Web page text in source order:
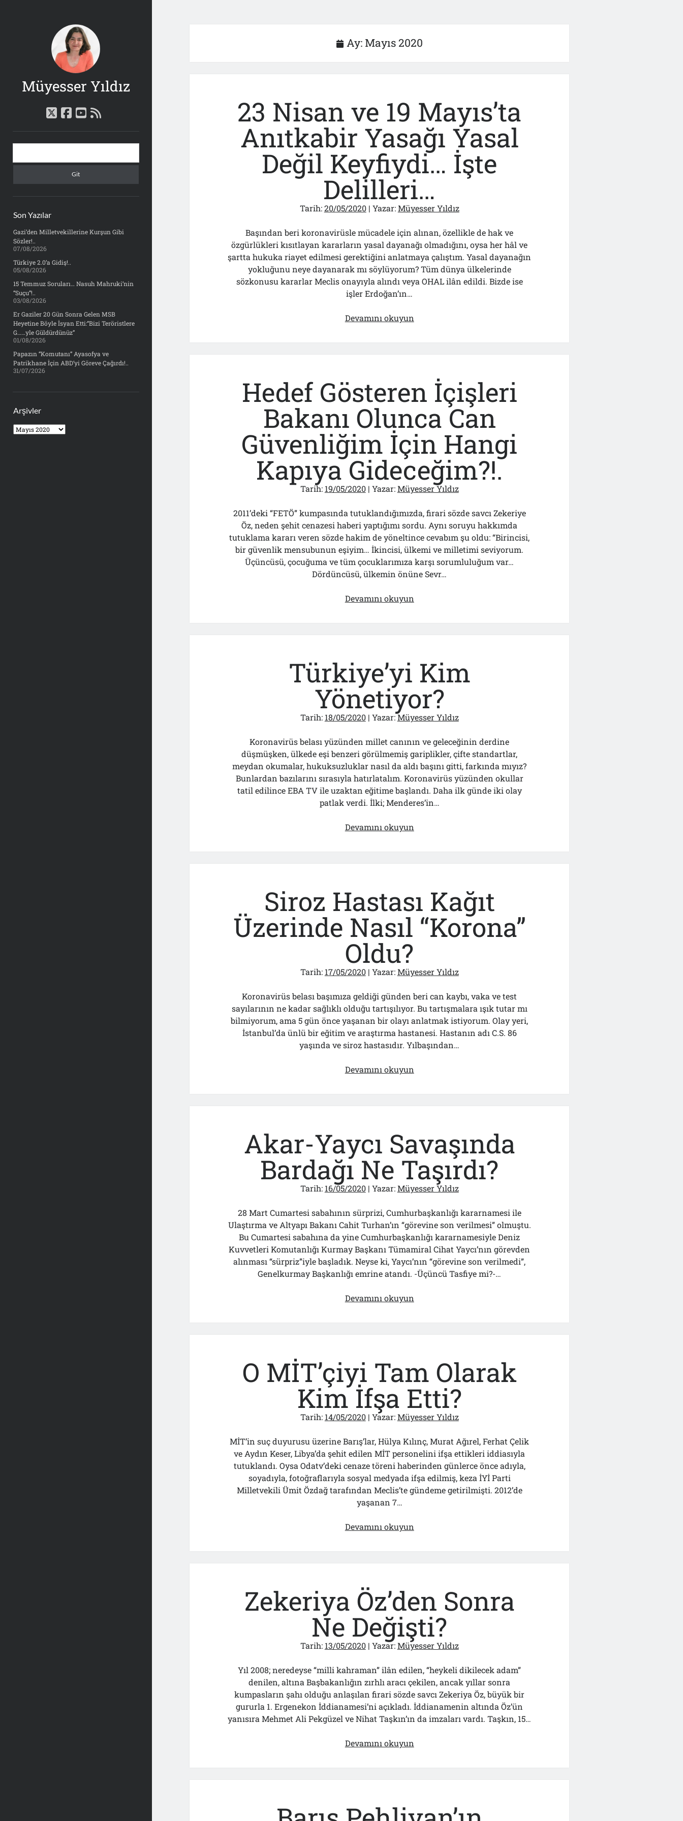
Müyesser Yıldız
twitter
facebook
youtube
rss
Yan
Menü
Son Yazılar
Gazi’den Milletvekillerine Kurşun Gibi
Sözler!..
07/08/2026
Türkiye 2.0’a Gidiş!..
05/08/2026
15 Temmuz Soruları… Nasuh Mahruki’nin
“Suçu”!..
03/08/2026
Er Gaziler 20 Gün Sonra Gelen MSB
Heyetine Böyle İsyan Etti:“Bizi Teröristlere
G……yle Güldürdünüz”
01/08/2026
Papazın “Komutanı” Ayasofya ve
Patrikhane İçin ABD’yi Göreve Çağırdı!..
31/07/2026
Arşivler
Arşivler
Ay: Mayıs 2020
23 Nisan ve 19 Mayıs’ta
Anıtkabir Yasağı Yasal
Değil Keyfiydi… İşte
Delilleri…
Tarih:20/05/2020| Yazar:Müyesser Yıldız
Başından beri koronavirüsle mücadele için alınan, özellikle de hak ve
özgürlükleri kısıtlayan kararların yasal dayanağı olmadığını, oysa her hâl ve
şartta hukuka riayet edilmesi gerektiğini anlatmaya çalıştım. Yasal dayanağın
yokluğunu neye dayanarak mı söylüyorum? Tüm dünya ülkelerinde
sözkonusu kararlar Meclis onayıyla alındı veya OHAL ilân edildi. Bizde ise
işler Erdoğan’ın…
Devamını okuyun
Anıtkabir
Yasağı
Yasal
Değil
Keyfiydi…
İşte
Delilleri…
Hedef Gösteren İçişleri
Bakanı Olunca Can
Güvenliğim İçin Hangi
Kapıya Gideceğim?!.
Tarih: 19/05/2020| Yazar:Müyesser Yıldız
2011’deki “FETÖ” kumpasında tutuklandığımızda, firari sözde savcı Zekeriye
Öz, neden şehit cenazesi haberi yaptığımı sordu. Aynı soruyu hakkımda
tutuklama kararı veren sözde hakim de yöneltince cevabım şu oldu: “Birincisi,
bir güvenlik mensubunun eşiyim… İkincisi, ülkemi ve milletimi seviyorum.
Üçüncüsü, çocuğuma ve tüm çocuklarımıza karşı sorumluluğum var…
Dördüncüsü, ülkemin önüne Sevr…
Devamını okuyun
Güvenliğim
İçin
Hangi
Kapıya
Gideceğim?!.
Türkiye’yi Kim
Yönetiyor?
Tarih: 18/05/2020| Yazar:Müyesser Yıldız
Koronavirüs belası yüzünden millet canının ve geleceğinin derdine
düşmüşken, ülkede eşi benzeri görülmemiş gariplikler, çifte standartlar,
meydan okumalar, hukuksuzluklar nasıl da aldı başını gitti, farkında mıyız?
Bunlardan bazılarını sırasıyla hatırlatalım. Koronavirüs yüzünden okullar
tatil edilince EBA TV ile uzaktan eğitime başlandı. Daha ilk günde iki olay
patlak verdi. İlki; Menderes’in…
Devamını okuyun
Siroz Hastası Kağıt
Üzerinde Nasıl “Korona”
Oldu?
Tarih: 17/05/2020| Yazar:Müyesser Yıldız
Koronavirüs belası başımıza geldiği günden beri can kaybı, vaka ve test
sayılarının ne kadar sağlıklı olduğu tartışılıyor. Bu tartışmalara ışık tutar mı
bilmiyorum, ama 5 gün önce yaşanan bir olayı anlatmak istiyorum. Olay yeri,
İstanbul’da ünlü bir eğitim ve araştırma hastanesi. Hastanın adı C.S. 86
yaşında ve siroz hastasıdır. Yılbaşından…
Devamını okuyun
Oldu?
Akar-Yaycı Savaşında
Bardağı Ne Taşırdı?
Tarih: 16/05/2020| Yazar:Müyesser Yıldız
28 Mart Cumartesi sabahının sürprizi, Cumhurbaşkanlığı kararnamesi ile
Ulaştırma ve Altyapı Bakanı Cahit Turhan’ın “görevine son verilmesi” olmuştu.
Bu Cumartesi sabahına da yine Cumhurbaşkanlığı kararnamesiyle Deniz
Kuvvetleri Komutanlığı Kurmay Başkanı Tümamiral Cihat Yaycı’nın görevden
alınması “sürpriz”iyle başladık. Neyse ki, Yaycı’nın “görevine son verilmedi”,
Genelkurmay Başkanlığı emrine atandı. -Üçüncü Tasfiye mi?-…
Devamını okuyun
O MİT’çiyi Tam Olarak
Kim İfşa Etti?
Tarih: 14/05/2020| Yazar:Müyesser Yıldız
MİT’in suç duyurusu üzerine Barış’lar, Hülya Kılınç, Murat Ağırel, Ferhat Çelik
ve Aydın Keser, Libya’da şehit edilen MİT personelini ifşa ettikleri iddiasıyla
tutuklandı. Oysa Odatv’deki cenaze töreni haberinden günlerce önce adıyla,
soyadıyla, fotoğraflarıyla sosyal medyada ifşa edilmiş, keza İYİ Parti
Milletvekili Ümit Özdağ tarafından Meclis’te gündeme getirilmişti. 2012’de
yaşanan 7…
Devamını okuyun
Etti?
Zekeriya Öz’den Sonra
Ne Değişti?
Tarih: 13/05/2020| Yazar:Müyesser Yıldız
Yıl 2008; neredeyse “milli kahraman” ilân edilen, “heykeli dikilecek adam”
denilen, altına Başbakanlığın zırhlı aracı çekilen, ancak yıllar sonra
kumpasların şahı olduğu anlaşılan firari sözde savcı Zekeriya Öz, büyük bir
gururla 1. Ergenekon İddianamesi’ni açıkladı. İddianamenin altında Öz’ün
yanısıra Mehmet Ali Pekgüzel ve Nihat Taşkın’ın da imzaları vardı. Taşkın, 15…
Devamını okuyun